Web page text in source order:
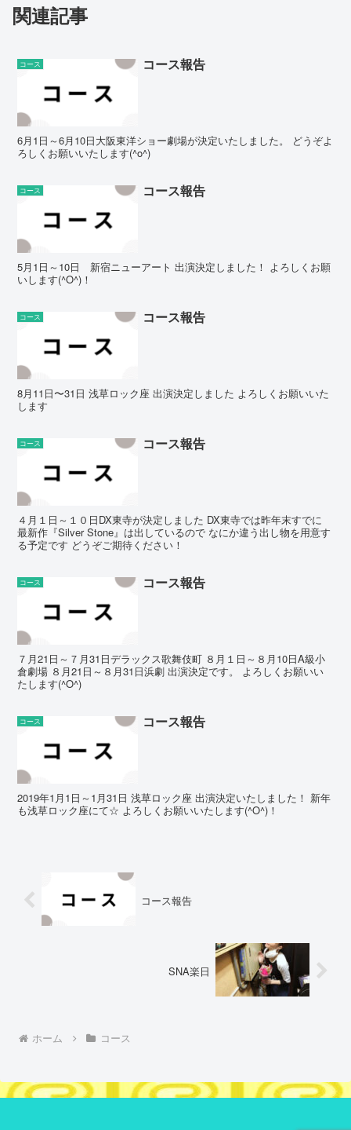
関連記事
コース コース報告
6月1日～6月10日大阪東洋ショー劇場が決定いたしました。 どうぞよ
ろしくお願いいたします(^o^)
コース コース報告
5月1日～10日 新宿ニューアート 出演決定しました！ よろしくお願
いします(^O^)！
コース コース報告
8月11日〜31日 浅草ロック座 出演決定しました よろしくお願いいた
します
コース コース報告
４月１日～１０日DX東寺が決定しました DX東寺では昨年末すでに
最新作『Silver Stone』は出しているので なにか違う出し物を用意す
る予定です どうぞご期待ください！
コース コース報告
７月21日～７月31日デラックス歌舞伎町 ８月１日～８月10日A級小
倉劇場 ８月21日～８月31日浜劇 出演決定です。 よろしくお願いい
たします(^O^)
コース コース報告
2019年1月1日～1月31日 浅草ロック座 出演決定いたしました！ 新年
も浅草ロック座にて☆ よろしくお願いいたします(^O^)！
コース報告
SNA楽日
ホーム コース